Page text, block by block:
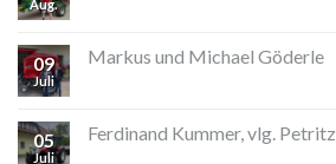
Aug.
09
Juli
Markus und Michael Göderle
05
Juli
Ferdinand Kummer, vlg. Petritz